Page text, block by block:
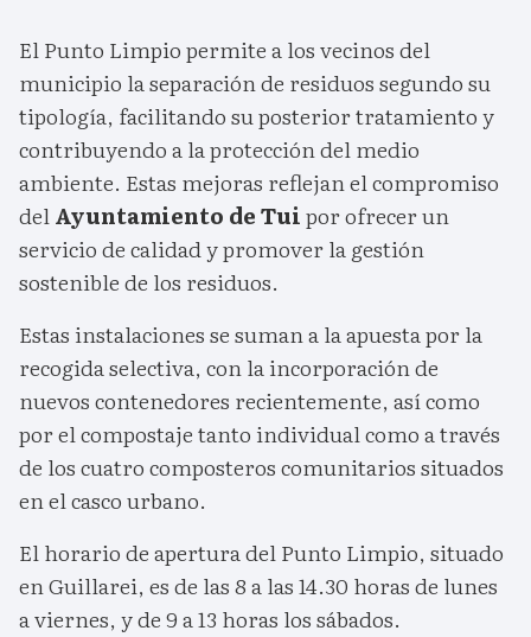
El Punto Limpio permite a los vecinos del
municipio la separación de residuos segundo su
tipología, facilitando su posterior tratamiento y
contribuyendo a la protección del medio
ambiente. Estas mejoras reflejan el compromiso
delAyuntamiento de Tuipor ofrecer un
servicio de calidad y promover la gestión
sostenible de los residuos.
Estas instalaciones se suman a la apuesta por la
recogida selectiva, con la incorporación de
nuevos contenedores recientemente, así como
por el compostaje tanto individual como a través
de los cuatro composteros comunitarios situados
en el casco urbano.
El horario de apertura del Punto Limpio, situado
en Guillarei, es de las 8 a las 14.30 horas de lunes
a viernes, y de 9 a 13 horas los sábados.